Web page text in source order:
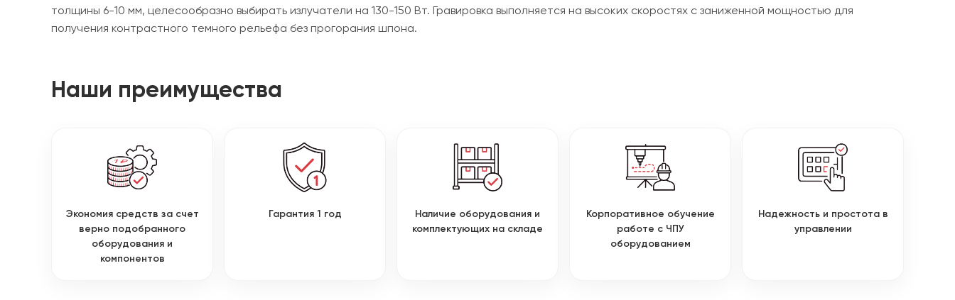
толщины 6-10 мм, целесообразно выбирать излучатели на 130-150 Вт. Гравировка выполняется на высоких скоростях с заниженной мощностью для
получения контрастного темного рельефа без прогорания шпона.
Наши преимущества
Экономия средств за счет
верно подобранного
оборудования и
компонентов
Гарантия 1 год
Наличие оборудования и
комплектующих на складе
Корпоративное обучение
работе с ЧПУ
оборудованием
Надежность и простота в
управлении